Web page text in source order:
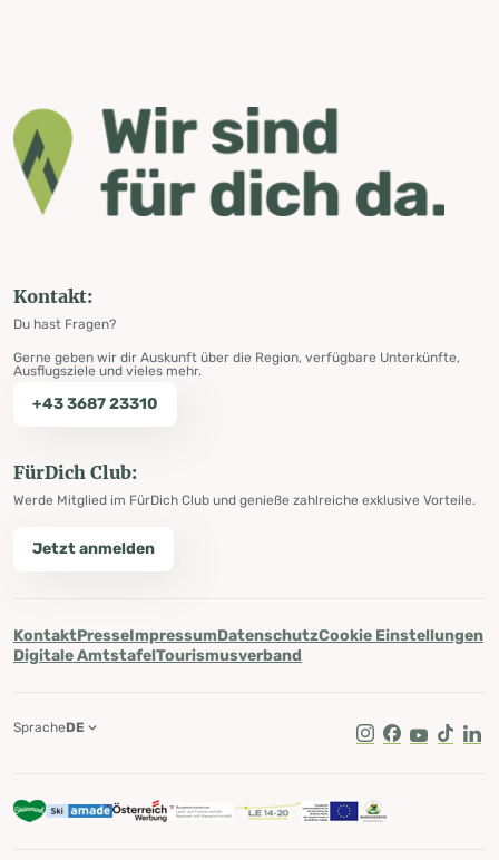
Kontakt:
Du hast Fragen?
Gerne geben wir dir Auskunft über die Region, verfügbare Unterkünfte,
Ausflugsziele und vieles mehr.
+43 3687 23310
FürDich Club:
Werde Mitglied im FürDich Club und genieße zahlreiche exklusive Vorteile.
Jetzt anmelden
KontaktPresseImpressumDatenschutzCookie Einstellungen
Digitale AmtstafelTourismusverband
Instagram
Facebook
Youtube
Tik Tok
SpracheDE